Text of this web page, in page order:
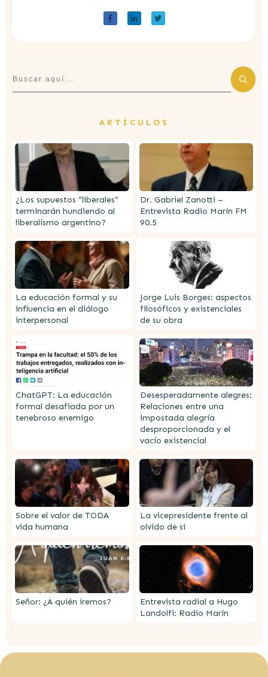
ARTÍCULOS
¿Los supuestos “liberales”
terminarán hundiendo al
liberalismo argentino?
Dr. Gabriel Zanotti –
Entrevista Radio Marín FM
90.5
La educación formal y su
influencia en el diálogo
interpersonal
Jorge Luis Borges: aspectos
filosóficos y existenciales
de su obra
ChatGPT: La educación
formal desafiada por un
tenebroso enemigo
Desesperadamente alegres:
Relaciones entre una
impostada alegría
desproporcionada y el
vacío existencial
Sobre el valor de TODA
vida humana
La vicepresidente frente al
olvido de sí
Señor: ¿A quién iremos?
Entrevista radial a Hugo
Landolfi: Radio Marín